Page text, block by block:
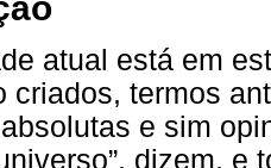
atual está em
criados, termos
e sim
dizem, e